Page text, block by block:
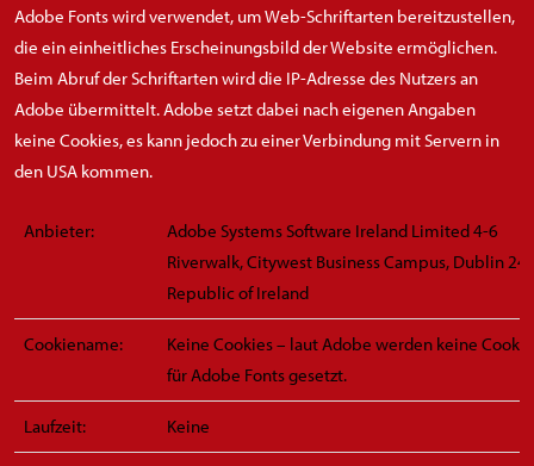
Adobe Fonts wird verwendet, um Web-Schriftarten bereitzustellen,
die ein einheitliches Erscheinungsbild der Website ermöglichen.
Beim Abruf der Schriftarten wird die IP-Adresse des Nutzers an
Adobe übermittelt. Adobe setzt dabei nach eigenen Angaben
keine Cookies, es kann jedoch zu einer Verbindung mit Servern in
den USA kommen.
Anbieter:
Adobe Systems Software Ireland Limited 4-6
Riverwalk, Citywest Business Campus, Dublin 24,
Republic of Ireland
Cookiename:
Keine Cookies – laut Adobe werden keine
für Adobe Fonts gesetzt.
Laufzeit: Keine